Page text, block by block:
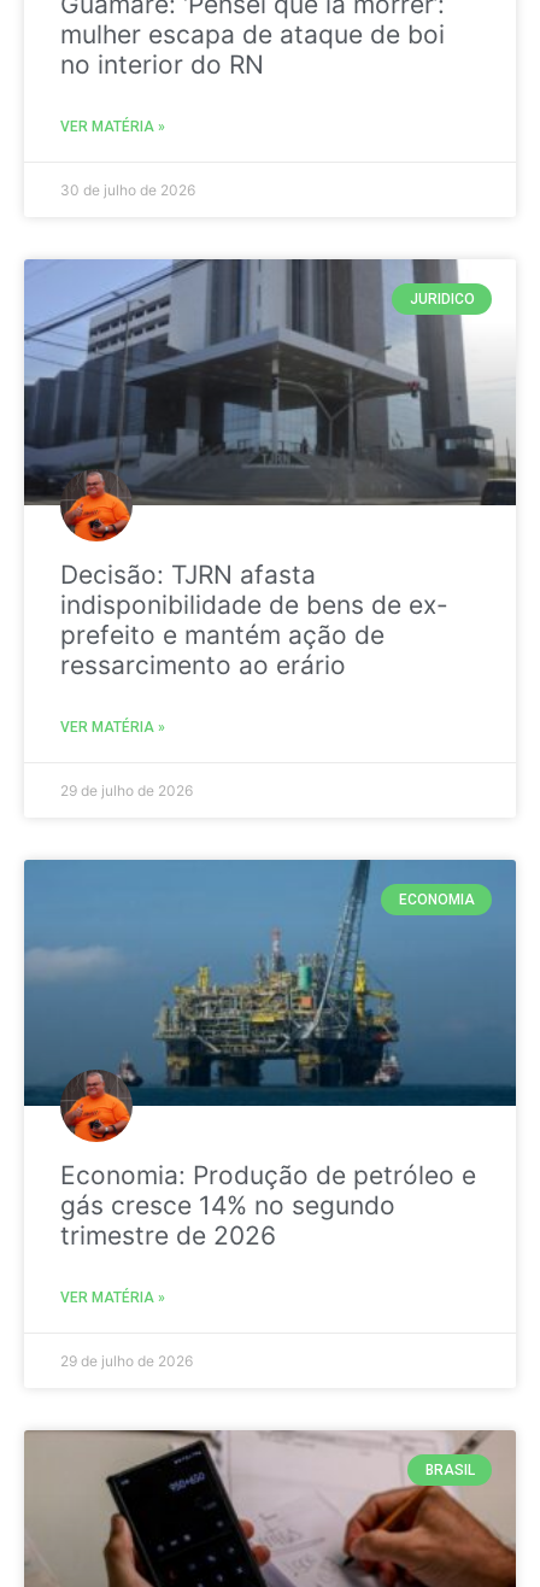
mulher escapa de ataque de boi
no interior do RN
VER MATÉRIA »
30 de julho de 2026
JURIDICO
Decisão: TJRN afasta
indisponibilidade de bens de ex-
prefeito e mantém ação de
ressarcimento ao erário
VER MATÉRIA »
29 de julho de 2026
ECONOMIA
Economia: Produção de petróleo e
gás cresce 14% no segundo
trimestre de 2026
VER MATÉRIA »
29 de julho de 2026
BRASIL